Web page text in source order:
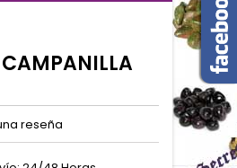
reseña